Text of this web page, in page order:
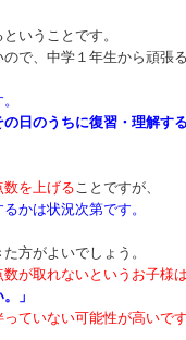
いうことです。
で、中学１年生から頑張
日のうちに復習・理解す
数を上げることですが、
かは状況次第です。
方がよいでしょう。
が取れないというお子様
」
ていない可能性が高いで